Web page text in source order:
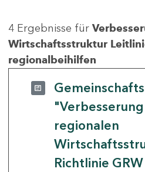
4 Ergebnisse für
Wirtschaftsstruktur
regionalbeihilfen
regionalen
Richtlinie